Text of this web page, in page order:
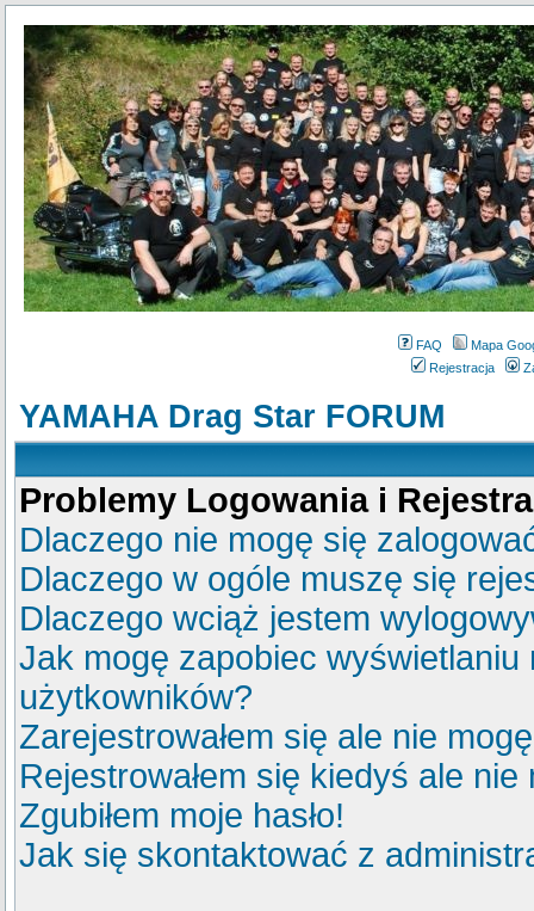
FAQ
Mapa
Rejestracja
YAMAHA Drag Star FORUM
Problemy Logowania i
Dlaczego nie mogę się
Dlaczego w ogóle muszę się
Dlaczego wciąż jestem
Jak mogę zapobiec
użytkowników?
Zarejestrowałem się ale nie
Rejestrowałem się kiedyś ale
Zgubiłem moje hasło!
Jak się skontaktować z